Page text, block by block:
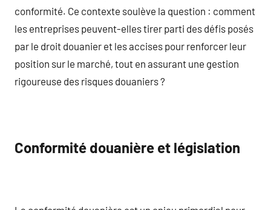
conformité. Ce contexte soulève la question : comment
les entreprises peuvent-elles tirer parti des défis posés
par le droit douanier et les accises pour renforcer leur
position sur le marché, tout en assurant une gestion
rigoureuse des risques douaniers ?
Conformité douanière et législation